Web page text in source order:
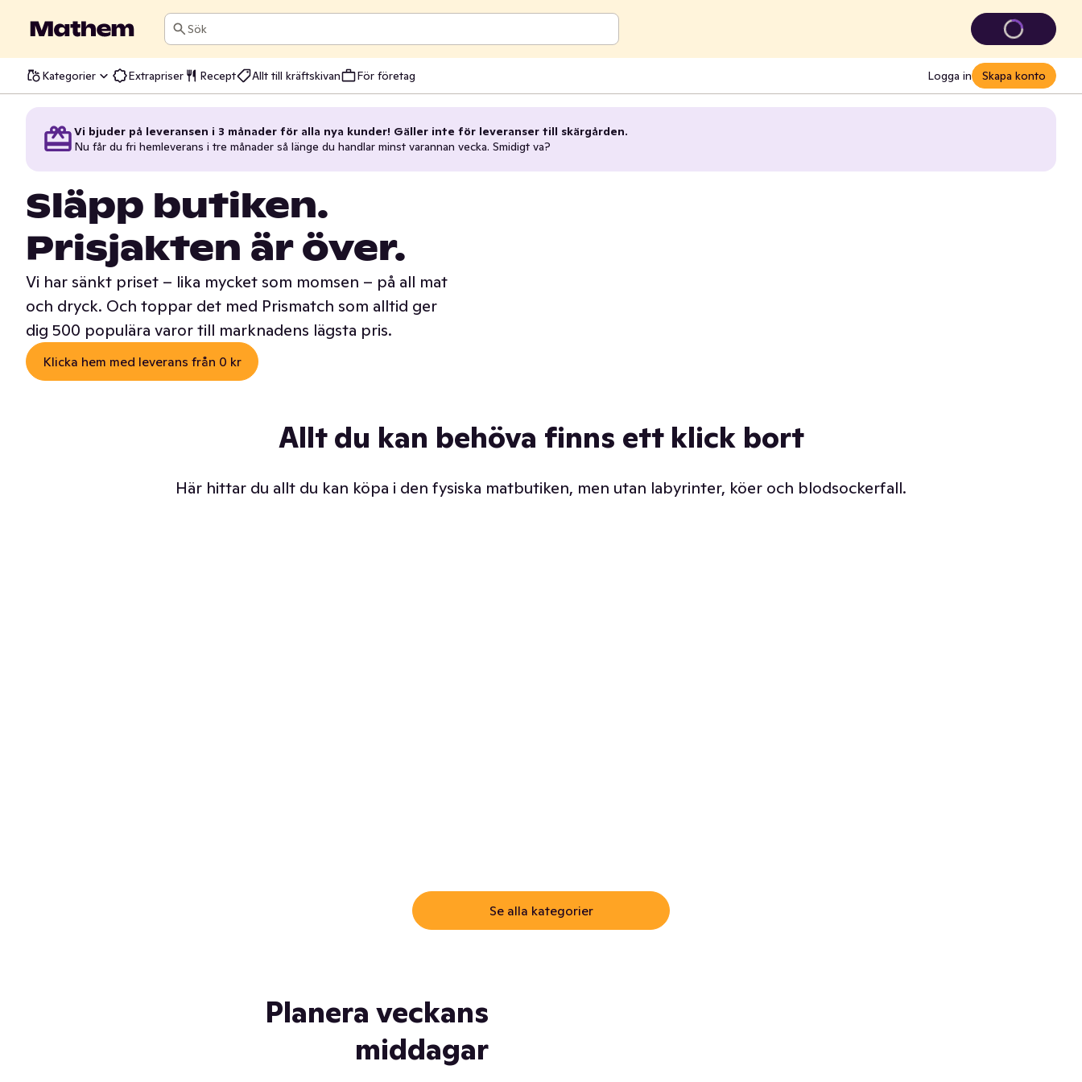
Sök
Kategorier Extrapriser Recept Allt till kräftskivan För företag Logga in Skapa konto
Vi bjuder på leveransen i 3 månader för alla nya kunder! Gäller inte för leveranser till skärgården.
Nu får du fri hemleverans i tre månader så länge du handlar minst varannan vecka. Smidigt va?
Släpp butiken.
Prisjakten är över.
Vi har sänkt priset – lika mycket som momsen – på all mat
och dryck. Och toppar det med Prismatch som alltid ger
dig 500 populära varor till marknadens lägsta pris.
Klicka hem med leverans från 0 kr
Allt du kan behöva finns ett klick bort
Här hittar du allt du kan köpa i den fysiska matbutiken, men utan labyrinter, köer och blodsockerfall.
Se alla kategorier
Planera veckans
middagar